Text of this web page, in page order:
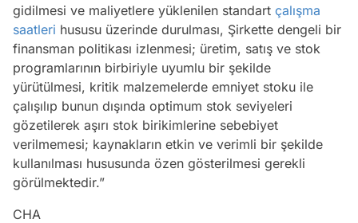
gidilmesi ve maliyetlere yüklenilen standart çalışma
saatleri hususu üzerinde durulması, Şirkette dengeli bir
finansman politikası izlenmesi; üretim, satış ve stok
programlarının birbiriyle uyumlu bir şekilde
yürütülmesi, kritik malzemelerde emniyet stoku ile
çalışılıp bunun dışında optimum stok seviyeleri
gözetilerek aşırı stok birikimlerine sebebiyet
verilmemesi; kaynakların etkin ve verimli bir şekilde
kullanılması hususunda özen gösterilmesi gerekli
görülmektedir.”
CHA